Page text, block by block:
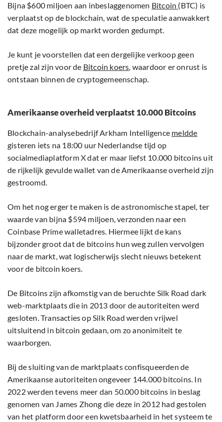
Bijna $600 miljoen aan inbeslaggenomen Bitcoin (BTC) is
verplaatst op de blockchain, wat de speculatie aanwakkert
dat deze mogelijk op markt worden gedumpt.
Je kunt je voorstellen dat een dergelijke verkoop geen
pretje zal zijn voor de Bitcoin koers, waardoor er onrust is
ontstaan binnen de cryptogemeenschap.
Amerikaanse overheid verplaatst 10.000 Bitcoins
Blockchain-analysebedrijf Arkham Intelligence meldde
gisteren iets na 18:00 uur Nederlandse tijd op
socialmediaplatform X dat er maar liefst 10.000 bitcoins uit
de rijkelijk gevulde wallet van de Amerikaanse overheid zijn
gestroomd.
Om het nog erger te maken is de astronomische stapel, ter
waarde van bijna $594 miljoen, verzonden naar een
Coinbase Prime walletadres. Hiermee lijkt de kans
bijzonder groot dat de bitcoins hun weg zullen vervolgen
naar de markt, wat logischerwijs slecht nieuws betekent
voor de bitcoin koers.
De Bitcoins zijn afkomstig van de beruchte Silk Road dark
web-marktplaats die in 2013 door de autoriteiten werd
gesloten. Transacties op Silk Road werden vrijwel
uitsluitend in bitcoin gedaan, om zo anonimiteit te
waarborgen.
Bij de sluiting van de marktplaats confisqueerden de
Amerikaanse autoriteiten ongeveer 144.000 bitcoins. In
2022 werden tevens meer dan 50.000 bitcoins in beslag
genomen van James Zhong die deze in 2012 had gestolen
van het platform door een kwetsbaarheid in het systeem te